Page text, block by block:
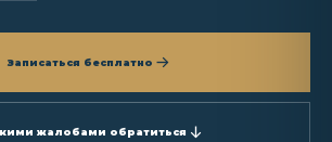
Записаться бесплатно
жалобами обратиться